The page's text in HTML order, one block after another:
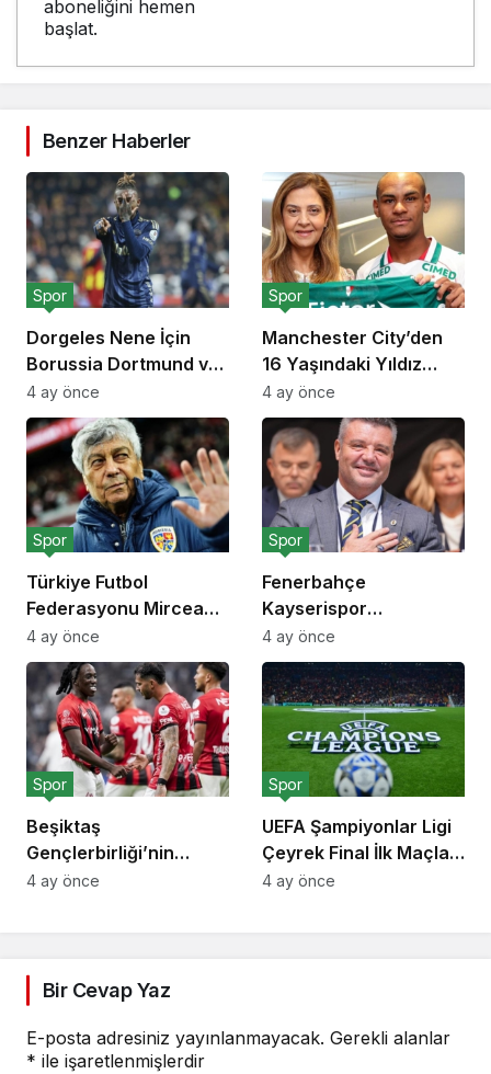
aboneliğini hemen
başlat.
Benzer Haberler
Dorgeles Nene İçin
Borussia Dortmund ve
Bayer Leverkusen
Devreye Girdi
Spor
4 ay önce
Manchester City’den
16 Yaşındaki Yıldız
Adayı İçin 40 Milyon
Euroluk Rekor Teklif
Spor
4 ay önce
Türkiye Futbol
Federasyonu Mircea
Lucescu İçin Saygı
Duruşu Kararı Aldı
Spor
4 ay önce
Fenerbahçe
Kayserispor
Deplasman Maçı
Biletlerini Taraftarı İçin
Sübvanse Etti
Spor
4 ay önce
Beşiktaş
Gençlerbirliği’nin
İtalyan Futbolcusu
Spor
4 ay önce
UEFA Şampiyonlar Ligi
Çeyrek Final İlk Maçları
7 Nisan’da Başlıyor
Spor
4 ay önce
Bir Cevap Yaz
E-posta adresiniz yayınlanmayacak. Gerekli alanlar
* ile işaretlenmişlerdir